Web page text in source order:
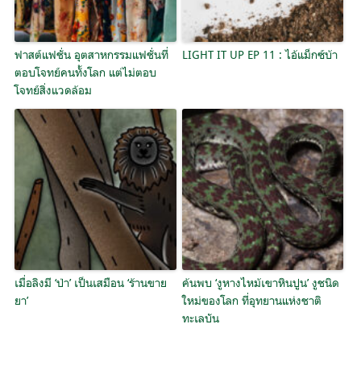
ฟาสต์แฟชั่น อุตสาหกรรมแฟชั่นที่
ตอบโจทย์คนทั้งโลก แต่ไม่ตอบ
โจทย์สิ่งแวดล้อม
LIGHT IT UP EP 11 : ไอ้แม็กซ์บ้า
เมื่อลิงมี ‘ป่า’ เป็นเสมือน ‘ร้านขาย
ยา’
ค้นพบ ‘งูหางไหม้เขาหินปูน’ งูชนิด
ใหม่ของโลก ที่อุทยานแห่งชาติ
ทะเลบัน